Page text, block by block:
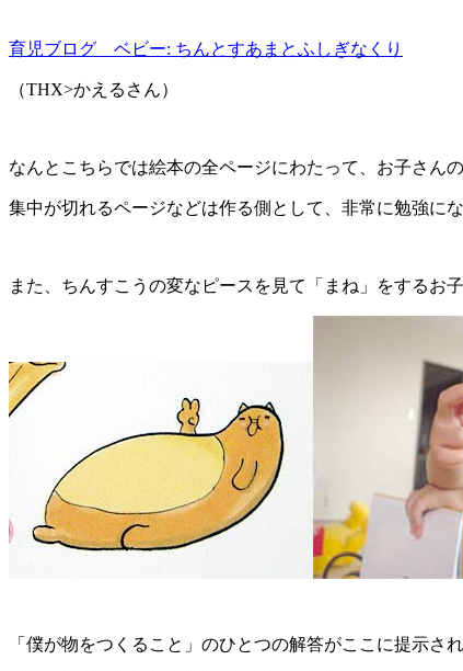
育児ブログ ベビー: ちんとすあまとふしぎなくり
（THX>かえるさん）
なんとこちらでは絵本の全ページにわたって、お子さん
集中が切れるページなどは作る側として、非常に勉強にな
また、ちんすこうの変なピースを見て「まね」をするお子
「僕が物をつくること」のひとつの解答がここに提示さ